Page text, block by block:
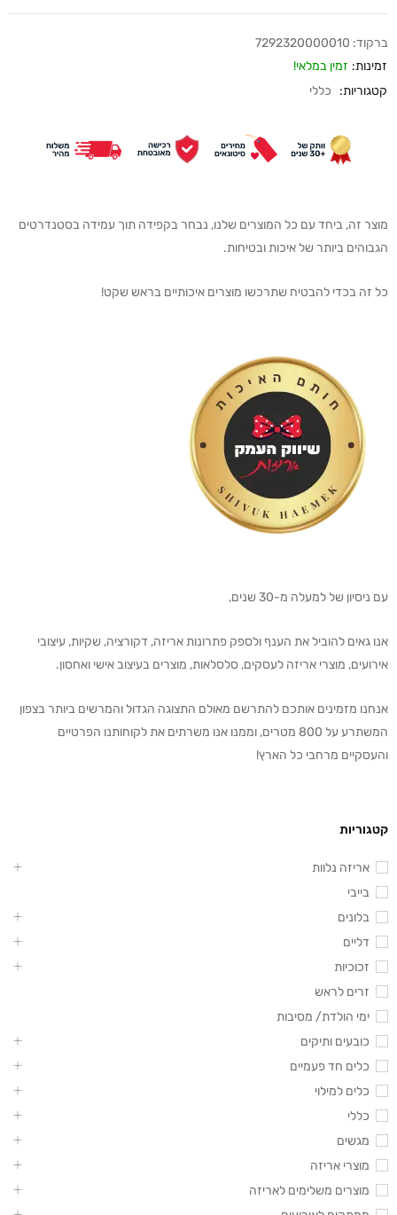
ברקוד: 7292320000010
זמינות: זמין במלאי!
קטגוריות:
כללי
מוצר זה, ביחד עם כל המוצרים שלנו, נבחר בקפידה תוך עמידה בסטנדרטים
הגבוהים ביותר של איכות ובטיחות.
כל זה בכדי להבטיח שתרכשו מוצרים איכותיים בראש שקט!
עם ניסיון של למעלה מ-30 שנים,
אנו גאים להוביל את הענף ולספק פתרונות אריזה, דקורציה, שקיות, עיצובי
אירועים, מוצרי אריזה לעסקים, סלסלאות, מוצרים בעיצוב אישי ואחסון.
אנחנו מזמינים אותכם להתרשם מאולם התצוגה הגדול והמרשים ביותר בצפון
המשתרע על 800 מטרים, וממנו אנו משרתים את לקוחותנו הפרטיים
והעסקיים מרחבי כל הארץ!
קטגוריות
אריזה נלוות
בייבי
בלונים
דליים
זכוכיות
זרים לראש
ימי הולדת/ מסיבות
כובעים ותיקים
כלים חד פעמיים
כלים למילוי
כללי
מגשים
מוצרי אריזה
מוצרים משלימים לאריזה